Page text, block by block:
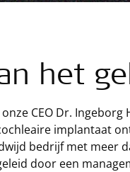
het
CEO Dr.
implantaat
bedrijf met meer
door een